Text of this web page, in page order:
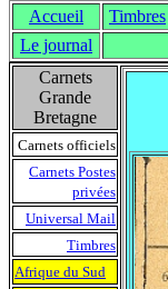
Accueil Timbres
Le journal
Carnets
Grande
Bretagne
Carnets officiels
Carnets Postes
privées
Universal Mail
Timbres
Afrique du Sud